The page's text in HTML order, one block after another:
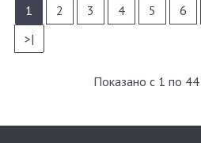
1 2 3 4 5 6
>|
Показано с 1 по